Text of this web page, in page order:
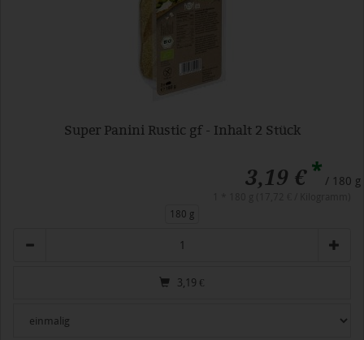
Super Panini Rustic gf - Inhalt 2 Stück
3,19 €* / 180 g
180 g
3,19 €